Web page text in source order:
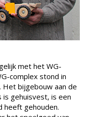
met het WG-
complex stond in
bijgebouw aan de
is gehuisvest, is een
heeft gehouden.